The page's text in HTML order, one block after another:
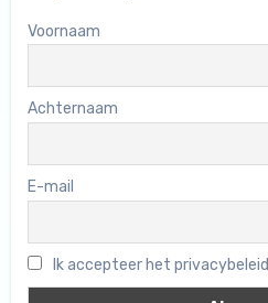
Voornaam
Achternaam
E-mail
Ik accepteer het privacybeleid